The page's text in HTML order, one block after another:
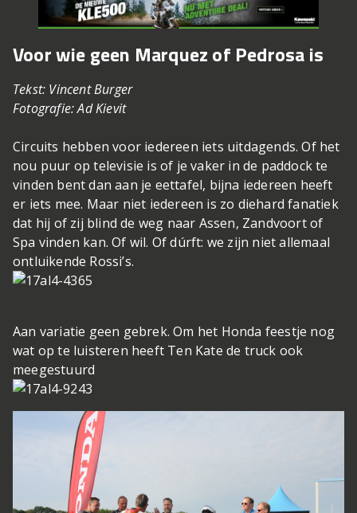
Voor wie geen Marquez of Pedrosa is
Tekst: Vincent Burger
Fotografie: Ad Kievit
Circuits hebben voor iedereen iets uitdagends. Of het
nou puur op televisie is of je vaker in de paddock te
vinden bent dan aan je eettafel, bijna iedereen heeft
er iets mee. Maar niet iedereen is zo diehard fanatiek
dat hij of zij blind de weg naar Assen, Zandvoort of
Spa vinden kan. Of wil. Of dúrft: we zijn niet allemaal
ontluikende Rossi’s.
Aan variatie geen gebrek. Om het Honda feestje nog
wat op te luisteren heeft Ten Kate de truck ook
meegestuurd